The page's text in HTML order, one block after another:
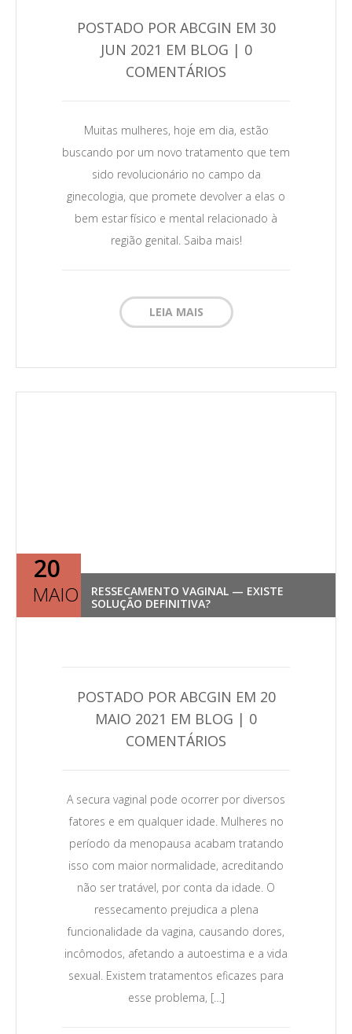
Leia Mais →
POSTADO POR ABCGIN EM 30
JUN 2021 EM BLOG | 0
COMENTÁRIOS
Muitas mulheres, hoje em dia, estão
buscando por um novo tratamento que tem
sido revolucionário no campo da
ginecologia, que promete devolver a elas o
bem estar físico e mental relacionado à
região genital. Saiba mais!
LEIA MAIS
20
MAIO
RESSECAMENTO VAGINAL — EXISTE
SOLUÇÃO DEFINITIVA?
Leia Mais →
POSTADO POR ABCGIN EM 20
MAIO 2021 EM BLOG | 0
COMENTÁRIOS
A secura vaginal pode ocorrer por diversos
fatores e em qualquer idade. Mulheres no
período da menopausa acabam tratando
isso com maior normalidade, acreditando
não ser tratável, por conta da idade. O
ressecamento prejudica a plena
funcionalidade da vagina, causando dores,
incômodos, afetando a autoestima e a vida
sexual. Existem tratamentos eficazes para
esse problema, […]